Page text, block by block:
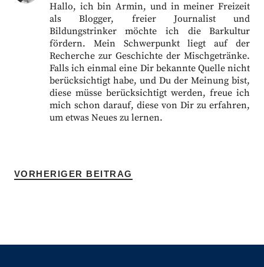
Hallo, ich bin Armin, und in meiner Freizeit
als Blogger, freier Journalist und
Bildungstrinker möchte ich die Barkultur
fördern. Mein Schwerpunkt liegt auf der
Recherche zur Geschichte der Mischgetränke.
Falls ich einmal eine Dir bekannte Quelle nicht
berücksichtigt habe, und Du der Meinung bist,
diese müsse berücksichtigt werden, freue ich
mich schon darauf, diese von Dir zu erfahren,
um etwas Neues zu lernen.
VORHERIGER BEITRAG